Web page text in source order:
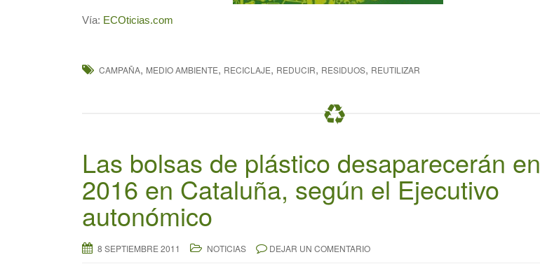
Vía: ECOticias.com
CAMPAÑA, MEDIO AMBIENTE, RECICLAJE, REDUCIR, RESIDUOS, REUTILIZAR
Las bolsas de plástico desaparecerán en
2016 en Cataluña, según el Ejecutivo
autonómico
8 SEPTIEMBRE 2011 NOTICIAS DEJAR UN COMENTARIO